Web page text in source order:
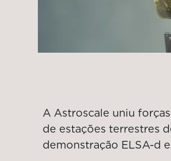
A Astroscale uniu
de estações terrestres
demonstração ELSA-d